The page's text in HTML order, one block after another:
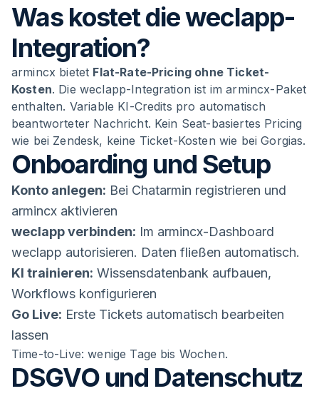
Was kostet die weclapp-
Integration?
armincx bietet Flat-Rate-Pricing ohne Ticket-
Kosten. Die weclapp-Integration ist im armincx-Paket
enthalten. Variable KI-Credits pro automatisch
beantworteter Nachricht. Kein Seat-basiertes Pricing
wie bei Zendesk, keine Ticket-Kosten wie bei Gorgias.
Onboarding und Setup
Konto anlegen: Bei Chatarmin registrieren und
armincx aktivieren
weclapp verbinden: Im armincx-Dashboard
weclapp autorisieren. Daten fließen automatisch.
KI trainieren: Wissensdatenbank aufbauen,
Workflows konfigurieren
Go Live: Erste Tickets automatisch bearbeiten
lassen
Time-to-Live: wenige Tage bis Wochen.
DSGVO und Datenschutz